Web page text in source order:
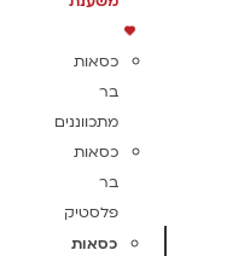
כסאות
בר
מתכווננים
כסאות
בר
פלסטיק
כסאות